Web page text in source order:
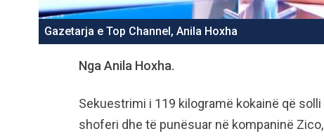
Gazetarja e Top Channel, Anila Hoxha
Nga Anila Hoxha.
Sekuestrimi i 119 kilogramë kokainë që
shoferi dhe të punësuar në kompaninë